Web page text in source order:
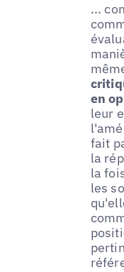
...
en
leur
fait
la
la
les